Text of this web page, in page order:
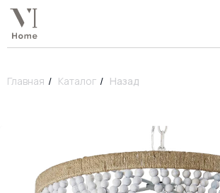
Главная / Каталог / Назад